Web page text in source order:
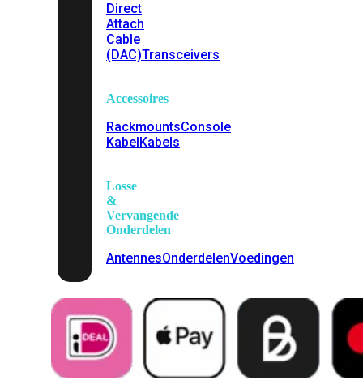
Direct
Attach
Cable
(DAC)Transceivers
Accessoires
RackmountsConsole
KabelKabels
Losse
&
Vervangende
Onderdelen
AntennesOnderdelenVoedingen